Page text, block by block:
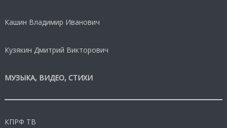
Кашин Владимир Иванович
Кузякин Дмитрий Викторович
МУЗЫКА, ВИДЕО, СТИХИ
КПРФ ТВ